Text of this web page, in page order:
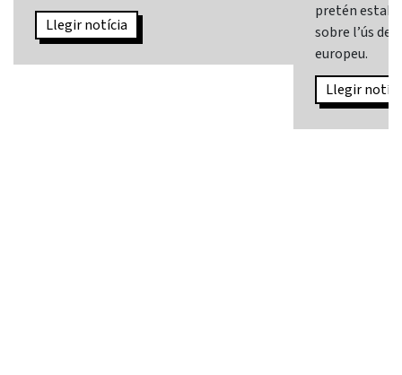
Llegir notícia
pretén
sobre l’ús de
europeu.
Llegir